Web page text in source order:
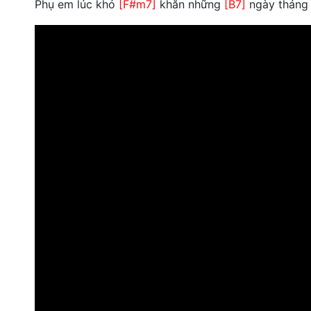
Phụ em lúc khó [F#m7] khăn những [B7] ngày tháng